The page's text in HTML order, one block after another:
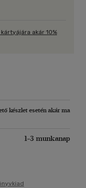
akár 10%
készlet esetén akár ma
1-3 munkanap